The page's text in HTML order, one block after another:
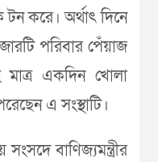
টন করে। অর্থাৎ দিনে
পরিবার পেঁয়াজ
মাত্র একদিন খোলা
এ সংস্থাটি।
বাণিজ্যমন্ত্রীর